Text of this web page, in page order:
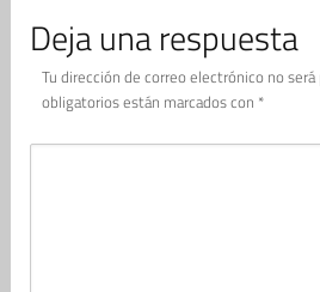
Deja una respuesta
Tu dirección de correo electrónico no será
obligatorios están marcados con *